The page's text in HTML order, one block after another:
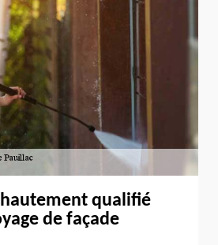
hautement qualifié
de façade